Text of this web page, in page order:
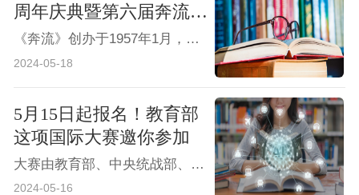
周年庆典暨第六届奔流文
学奖及奔流文学院第二十
期作家研修班的通知
《奔流》创办于1957年1月，由河南省文联主管。在办刊的几十年间，《奔流》培养了省内外一大批蜚声文坛的优秀作家，维系着几代作家和文学爱好者挥之不去的文学情结和梦想。20世纪80年代末，由于种种原因，《奔流》停刊。2013年8月时代报告杂志社开始筹备奔流文学网，2014年9月，奔流文学网正式上线，2014年10月，在习近平总书记主持召开的文艺座谈会讲话精神的指引下，《奔流》正式复刊。
2024-05-18
5月15日起报名！教育部
这项国际大赛邀你参加
大赛由教育部、中央统战部、中央网信办、国家发展改革委、工业和信息化部、人力资源社会保障部、农业农村部、中国科学院、中国工程院、国家知识产权局、国家乡村振兴局、共青团中央和上海市人民政府联合主办，上海交通大学和闵行区人民政府共同承办。
2024-05-16